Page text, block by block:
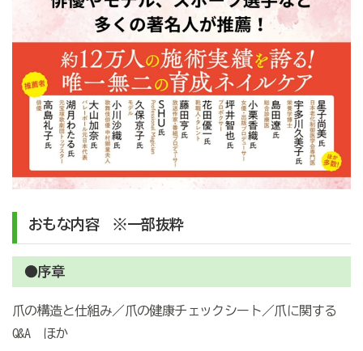
おもな内容 ※一部抜粋
●序章
爪の構造と仕組み／爪の健康チェックシート／爪に関する
Q&A ほか